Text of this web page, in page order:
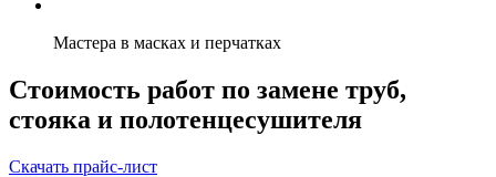
Мастера в масках и перчатках
Стоимость работ по замене труб,
стояка и полотенцесушителя
Скачать прайс-лист